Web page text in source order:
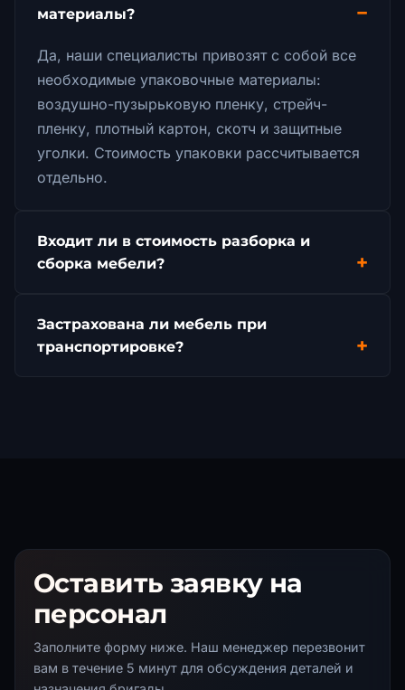
материалы?
Да, наши специалисты привозят с собой все
необходимые упаковочные материалы:
воздушно-пузырьковую пленку, стрейч-
пленку, плотный картон, скотч и защитные
уголки. Стоимость упаковки рассчитывается
отдельно.
Входит ли в стоимость разборка и
сборка мебели?
Застрахована ли мебель при
транспортировке?
Оставить заявку на
персонал
Заполните форму ниже. Наш менеджер перезвонит
вам в течение 5 минут для обсуждения деталей и